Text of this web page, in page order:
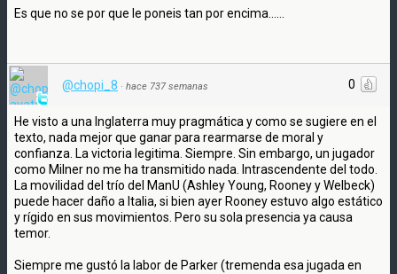
Es que no se por que le poneis tan por encima......
0
@chopi_8 · hace 737 semanas
He visto a una Inglaterra muy pragmática y como se sugiere en el
texto, nada mejor que ganar para rearmarse de moral y
confianza. La victoria legitima. Siempre. Sin embargo, un jugador
como Milner no me ha transmitido nada. Intrascendente del todo.
La movilidad del trío del ManU (Ashley Young, Rooney y Welbeck)
puede hacer daño a Italia, si bien ayer Rooney estuvo algo estático
y rígido en sus movimientos. Pero su sola presencia ya causa
temor.
Siempre me gustó la labor de Parker (tremenda esa jugada en